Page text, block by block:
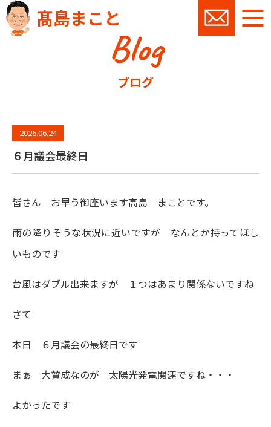
髙島まこと
Blog
ブログ
2026.06.24
６月議会最終日
皆さん お早う御座います高島 まことです。
雨の降りそうな状況に近いですが なんとか持ってほし
いものです
台風はダブル出来ますが １つはあまり関係ないですね
さて
本日 ６月議会の最終日です
まぁ 大賛成なのが 太陽光発電関連ですね・・・
よかったです